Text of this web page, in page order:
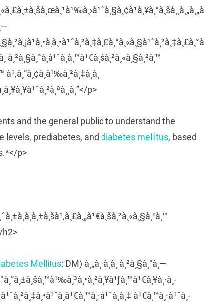
à¸²à¸§à¸°à¸à¹ˆà¸­à¸™à¹€à¸šà¸²à¸«à¸§à¸²à¸™
à¹‚à¸”à¸¢à¸­à¹‰à¸²à¸‡à¸­à¸
p>
and the general public to understand the
levels, prediabetes, and diabetes mellitus, based
p>
h2>
Mellitus: DM) à¸„à¸·à¸­à¸ à¸²à¸§à¸°à¸—
à¹€à¸™à¸·à¹ˆà¸­